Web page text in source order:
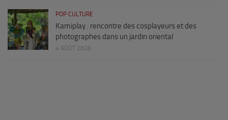
POP CULTURE
Kamiplay : rencontre des cosplayeurs et des
photographes dans un jardin oriental
4 AOÛT 2026